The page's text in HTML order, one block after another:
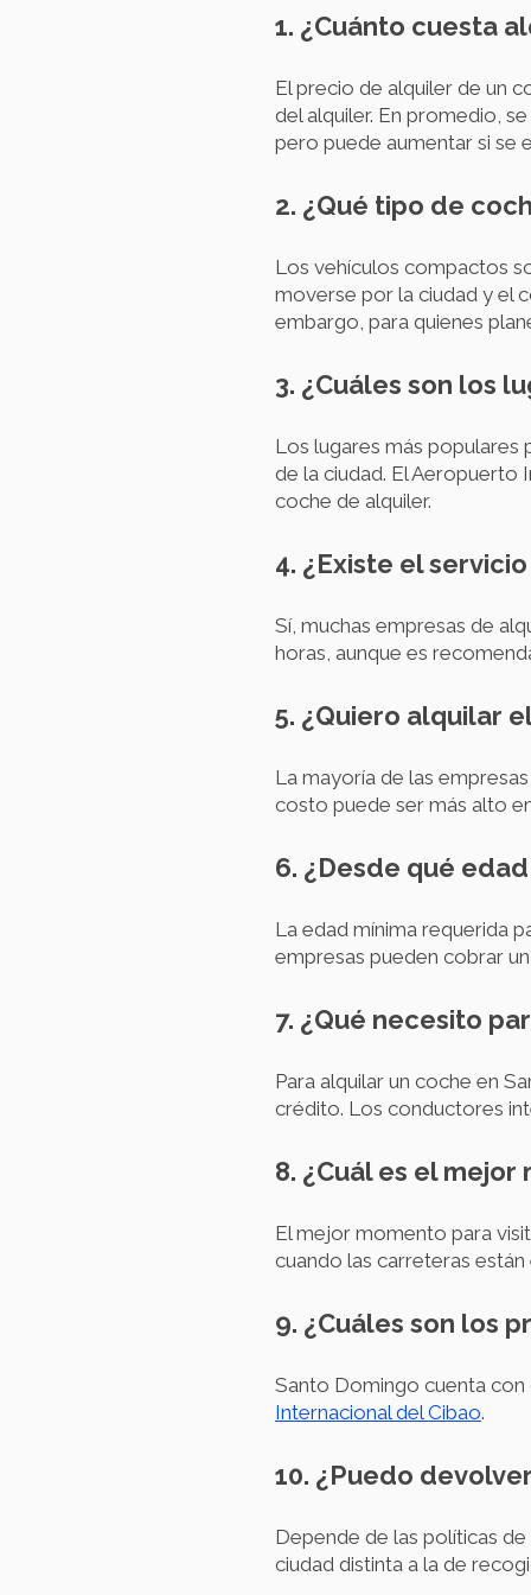
1. ¿Cuánto cuesta
El precio de alquiler de un
del alquiler. En promedio,
pero puede aumentar si se
2. ¿Qué tipo de
Los vehículos compactos
moverse por la ciudad y el
embargo, para quienes
3. ¿Cuáles son los
Los lugares más populares
de la ciudad. El Aeropuerto
coche de alquiler.
4. ¿Existe el
Sí, muchas empresas de
horas, aunque es
5. ¿Quiero alquilar
La mayoría de las
costo puede ser más alto
6. ¿Desde qué
La edad mínima requerida
empresas pueden cobrar
7. ¿Qué necesito
Para alquilar un coche en
crédito. Los conductores
8. ¿Cuál es el
El mejor momento para
cuando las carreteras
9. ¿Cuáles son los
Santo Domingo cuenta
Internacional del Cibao.
10. ¿Puedo
Depende de las políticas
ciudad distinta a la de